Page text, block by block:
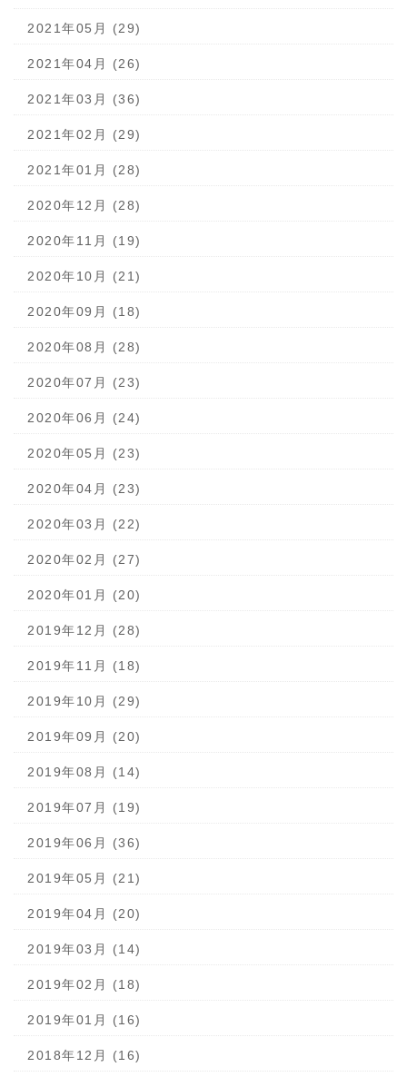
2021年05月 (29)
2021年04月 (26)
2021年03月 (36)
2021年02月 (29)
2021年01月 (28)
2020年12月 (28)
2020年11月 (19)
2020年10月 (21)
2020年09月 (18)
2020年08月 (28)
2020年07月 (23)
2020年06月 (24)
2020年05月 (23)
2020年04月 (23)
2020年03月 (22)
2020年02月 (27)
2020年01月 (20)
2019年12月 (28)
2019年11月 (18)
2019年10月 (29)
2019年09月 (20)
2019年08月 (14)
2019年07月 (19)
2019年06月 (36)
2019年05月 (21)
2019年04月 (20)
2019年03月 (14)
2019年02月 (18)
2019年01月 (16)
2018年12月 (16)